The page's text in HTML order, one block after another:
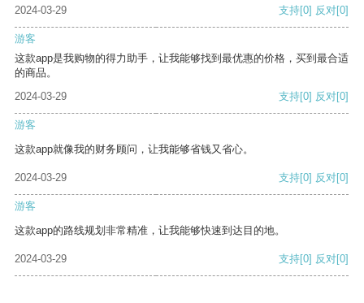
2024-03-29 支持[0] 反对[0]
游客
这款app是我购物的得力助手，让我能够找到最优惠的价格，买到最合适
的商品。
2024-03-29
支持[0] 反对[0]
游客
这款app就像我的财务顾问，让我能够省钱又省心。
2024-03-29 支持[0] 反对[0]
游客
这款app的路线规划非常精准，让我能够快速到达目的地。
2024-03-29 支持[0] 反对[0]